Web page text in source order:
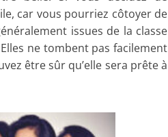
car vous pourriez côtoyer de
issues de la classe
ne tombent pas facilement
être sûr qu’elle sera prête à